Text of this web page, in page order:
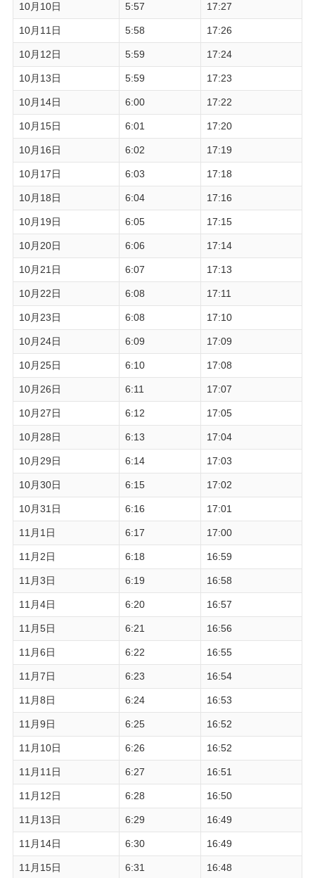
10月10日 5:57 17:27
10月11日 5:58 17:26
10月12日 5:59 17:24
10月13日 5:59 17:23
10月14日 6:00 17:22
10月15日 6:01 17:20
10月16日 6:02 17:19
10月17日 6:03 17:18
10月18日 6:04 17:16
10月19日 6:05 17:15
10月20日 6:06 17:14
10月21日 6:07 17:13
10月22日 6:08 17:11
10月23日 6:08 17:10
10月24日 6:09 17:09
10月25日 6:10 17:08
10月26日 6:11 17:07
10月27日 6:12 17:05
10月28日 6:13 17:04
10月29日 6:14 17:03
10月30日 6:15 17:02
10月31日 6:16 17:01
11月1日 6:17 17:00
11月2日 6:18 16:59
11月3日 6:19 16:58
11月4日 6:20 16:57
11月5日 6:21 16:56
11月6日 6:22 16:55
11月7日 6:23 16:54
11月8日 6:24 16:53
11月9日 6:25 16:52
11月10日 6:26 16:52
11月11日 6:27 16:51
11月12日 6:28 16:50
11月13日 6:29 16:49
11月14日 6:30 16:49
11月15日 6:31 16:48